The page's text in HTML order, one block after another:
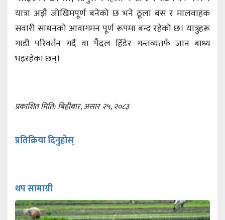
यात्रा अझै जोखिमपूर्ण बनेको छ भने ठूला बस र मालवाहक
सवारी साधनको आवागमन पूर्ण रूपमा बन्द रहेको छ। यात्रुहरू
गाडी परिवर्तन गर्दै वा पैदल हिँडेर गन्तव्यतर्फ जान बाध्य
भइरहेका छन्।
प्रकाशित मिति: बिहीबार, असार २५, २०८३
प्रतिक्रिया दिनुहोस्
थप सामाग्री